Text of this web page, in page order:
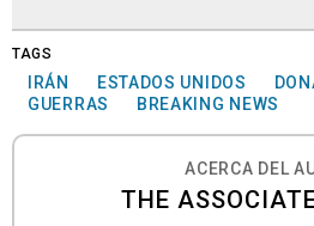
TAGS
IRÁN ESTADOS UNIDOS
GUERRAS
BREAKING NEWS
ACERCA DEL
THE